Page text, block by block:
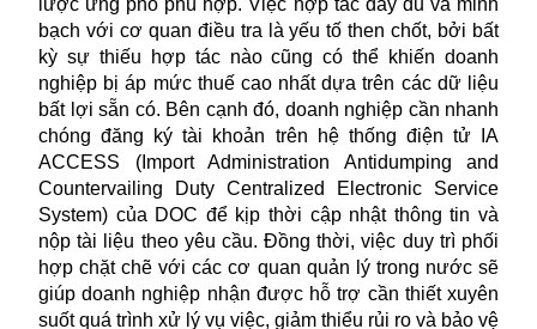
bạch với cơ quan điều tra là yếu tố then chốt, bởi bất
kỳ sự thiếu hợp tác nào cũng có thể khiến doanh
nghiệp bị áp mức thuế cao nhất dựa trên các dữ liệu
bất lợi sẵn có. Bên cạnh đó, doanh nghiệp cần nhanh
chóng đăng ký tài khoản trên hệ thống điện tử IA
ACCESS (Import Administration Antidumping and
Countervailing Duty Centralized Electronic Service
System) của DOC để kịp thời cập nhật thông tin và
nộp tài liệu theo yêu cầu. Đồng thời, việc duy trì phối
hợp chặt chẽ với các cơ quan quản lý trong nước sẽ
giúp doanh nghiệp nhận được hỗ trợ cần thiết xuyên
suốt quá trình xử lý vụ việc, giảm thiểu rủi ro và bảo vệ